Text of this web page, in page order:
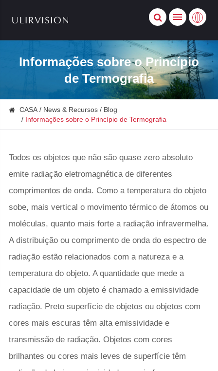
Informações sobre o Princípio
de Termografia
CASA News & Recursos
Blog
Informações sobre o Princípio de Termografia
Todos os objetos que não são quase zero absoluto
emite radiação eletromagnética de diferentes
comprimentos de onda. Como a temperatura do objeto
sobe, mais vertical o movimento térmico de átomos ou
moléculas, quanto mais forte a radiação infravermelha.
A distribuição ou comprimento de onda do espectro de
radiação estão relacionados com a natureza e a
temperatura do objeto. A quantidade que mede a
capacidade de um objeto é chamado a emissividade
radiação. Preto superfície de objetos ou objetos com
cores mais escuras têm alta emissividade e
transmissão de radiação. Objetos com cores
brilhantes ou cores mais leves de superfície têm